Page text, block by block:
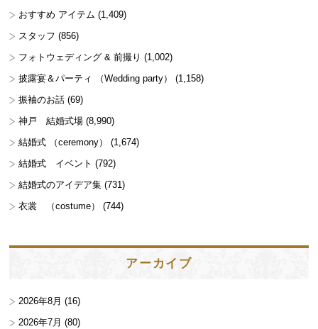
おすすめ アイテム (1,409)
スタッフ (856)
フォトウェディング & 前撮り (1,002)
披露宴＆パーティ （Wedding party）
(1,158)
振袖のお話 (69)
神戸 結婚式場 (8,990)
結婚式 （ceremony）
(1,674)
結婚式 イベント (792)
結婚式のアイデア集 (731)
衣裳 （costume）
(744)
アーカイブ
2026年8月 (16)
2026年7月 (80)